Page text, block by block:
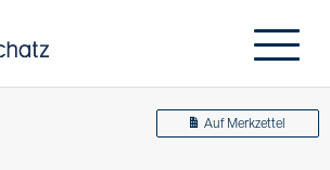
Auf Merkzettel